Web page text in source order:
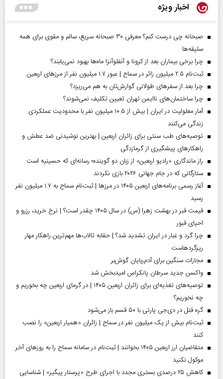
اخبار ویژه
صبحانه چی درست کنم؟ معرفی ۳۰ صبحانه سریع، سالم و مقوی برای همه
سلیقه‌ها
چرا برخی بیماران بعد از کرونا و آنفلوآنزا ماه‌ها بهبود نمی‌یابند؟
ثبت‌نام ۲.۵ میلیون زائر در سماح | عبور ۱.۷ میلیون نفر از مرز‌های اربعین
چرا بعد از سفرهای طولانی گوارش‌تان به هم می‌ریزد؟
چرا ساختمان‌های ناایمن تهران تعیین تکلیف نمی‌شوند؟
آمار معلولیت در ایران | بیش از ۱۰.۵ میلیون نفر با محدودیت عملکردی
زندگی می‌کنند
توصیه‌های طب سنتی برای زائران اربعین | بهترین نوشیدنی ضد عطش و
راهکارهای پیشگیری از گرمازدگی
راز ماندگاری «رادیو اربعین» از زبان دو گوینده؛ رسانه‌ای که حسینیه است
ستارگانی که در جام جهانی ۲۰۲۶ بازی نکردند
آغاز رسمی برنامه‌های اربعین ۱۴۰۵ در مرز‌ها | ثبت‌نام سماح به ۱.۷ میلیون نفر
رسید
قیمت قبر در بهشت زهرا (س) در سال ۱۴۰۵ چقدر است؟ | نرخ خرید، رزرو و
احیای قبور
چرا گرد و غبار در ایران تشدید شد؟ | حقابه تالاب‌ها مهم‌ترین راهکار مهار
ریزگردهاست
مجازات سنگین برای آدم‌ربایان گوش‌بر
واکسن جدید سرطان پانکراس امیدبخش شد
توصیه‌های تغذیه‌ای برای زائران اربعین ۱۴۰۵ | در گرمای اربعین چه بخوریم و
چه نخوریم؟
گره قتل در دی‌جی پارتی با ۵۰ قسم باز می‌شود
ثبت‌نام بیش از یک میلیون نفر در سماح | زائران «همیار اربعین» را نصب
کنند
متقاضیان ارز اربعین ۱۴۰۵ بخوانند | ثبت‌نام در سامانه سماح را به روز‌های آخر
موکول نکنید
کاهش ۲۵ درصدی بستری مجدد با اجرای طرح «پرستار پیگیر» | شناسایی